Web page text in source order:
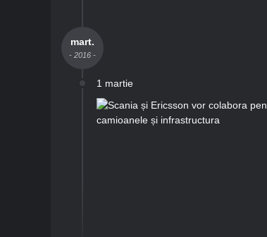
mart.
- 2016 -
1 martie